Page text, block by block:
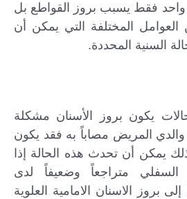
فقط يسبب بروز القواطع بل
المختلفة التي يمكن أن
السنية المحددة.
يكون بروز الأسنان مشكلة
والدي المريض مصاباً به فقد يكون
يمكن أن تحدث هذه الحالة إذا
متراجعاً وضعيفاً لدى
بروز الاسنان الامامية العلوية